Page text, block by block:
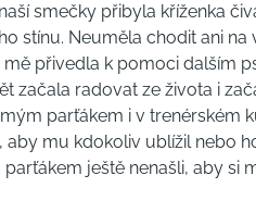
smečky přibyla kříženka
stínu. Neuměla chodit ani na
přivedla k pomoci dalším
začala radovat ze života i
parťákem i v trenérském
aby mu kdokoliv ublížil nebo
ještě nenašli, aby si